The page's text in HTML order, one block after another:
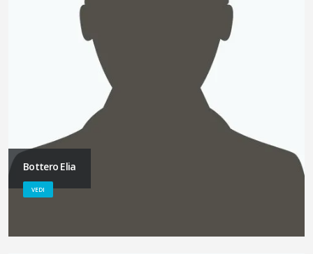
Bottero Elia
VEDI